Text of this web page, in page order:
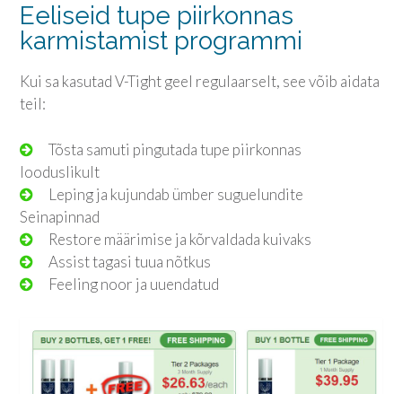
Eeliseid tupe piirkonnas
karmistamist programmi
Kui sa kasutad V-Tight geel regulaarselt, see võib aidata
teil:
Tõsta samuti pingutada tupe piirkonnas
looduslikult
Leping ja kujundab ümber suguelundite
Seinapinnad
Restore määrimise ja kõrvaldada kuivaks
Assist tagasi tuua nõtkus
Feeling noor ja uuendatud